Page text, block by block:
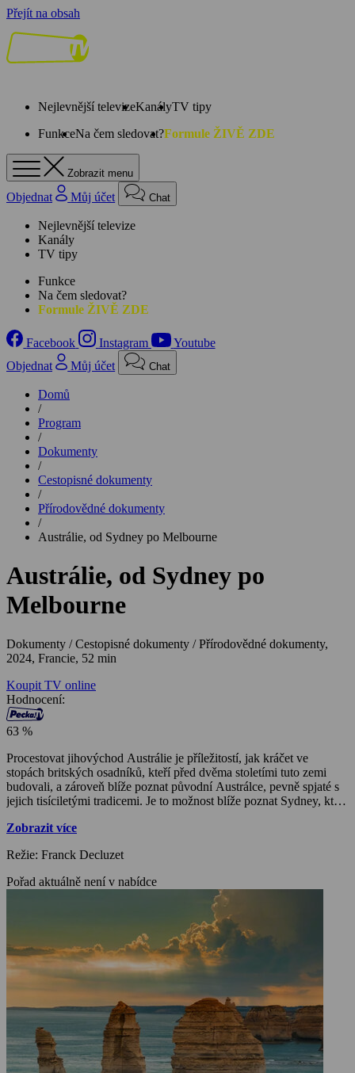
Přejít na obsah
Nejlevnější televizeKanályTV tipy
FunkceNa čem sledovat?Formule ŽIVĚ ZDE
Zobrazit menu
Objednat Můj účet Chat
Nejlevnější televize
Kanály
TV tipy
Funkce
Na čem sledovat?
Formule ŽIVĚ ZDE
Facebook Instagram
Youtube
Objednat
Můj účet Chat
Domů
/
Program
/
Dokumenty
/
Cestopisné dokumenty
/
Přírodovědné dokumenty
/
Austrálie, od Sydney po Melbourne
Austrálie, od Sydney po
Melbourne
Dokumenty / Cestopisné dokumenty / Přírodovědné dokumenty,
2024, Francie, 52 min
Koupit TV online
Hodnocení:
63 %
Procestovat jihovýchod Austrálie je příležitostí, jak kráčet ve
stopách britských osadníků, kteří před dvěma stoletími tuto zemi
budovali, a zároveň blíže poznat původní Austrálce, pevně spjaté s
jejich tisíciletými tradicemi. Je to možnost blíže poznat Sydney, které
nezaměnitelné budově opery, ale také přátelské a rušné Melbourne,
Austrálie je rovněž zemí divočiny lemující pobřeží jižního Tichého
Velkého předělového pohoří a Modrých hor.
Zobrazit více
Režie: Franck Decluzet
Pořad aktuálně není v nabídce